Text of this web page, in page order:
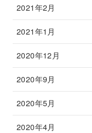
2021年2月
2021年1月
2020年12月
2020年9月
2020年5月
2020年4月